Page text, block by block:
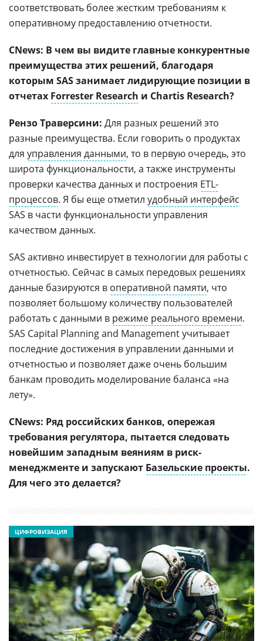
соответствовать более жестким требованиям к
оперативному предоставлению отчетности.
CNews: В чем вы видите главные конкурентные
преимущества этих решений, благодаря
которым SAS занимает лидирующие позиции в
отчетах Forrester Research и Chartis Research?
Рензо Траверсини: Для разных решений это
разные преимущества. Если говорить о продуктах
для управления данными, то в первую очередь, это
широта функциональности, а также инструменты
проверки качества данных и построения ETL-
процессов. Я бы еще отметил удобный интерфейс
SAS в части функциональности управления
качеством данных.
SAS активно инвестирует в технологии для работы с
отчетностью. Сейчас в самых передовых решениях
данные базируются в оперативной памяти, что
позволяет большому количеству пользователей
работать с данными в режиме реального времени.
SAS Capital Planning and Management учитывает
последние достижения в управлении данными и
отчетностью и позволяет даже очень большим
банкам проводить моделирование баланса «на
лету».
CNews: Ряд российских банков, опережая
требования регулятора, пытается следовать
новейшим западным веяниям в риск-
менеджменте и запускают Базельские проекты.
Для чего это делается?
ЦИФРОВИЗАЦИЯ